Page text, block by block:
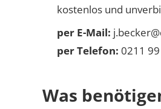
kostenlos und
per E-Mail:
per Telefon: 0211
Was